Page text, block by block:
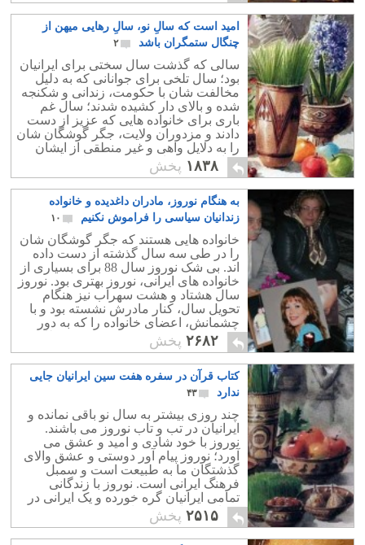
امید است که سالِ نو، سالِ رهایی میهن از
چنگال ستمگران باشد
۲
سالی که گذشت سال سختی برای ایرانیان
بود؛ سال تلخی برای جوانانی که به دلیل
مخالفت شان با حکومت، زندانی و شکنجه
شده و بالای دار کشیده شدند؛ سال غم
باری برای خانواده هایی که عزیز از دست
دادند و مزدوران ولایت، جگر گوشگان شان
را به دلایل واهی و غیر منطقی از ایشان
جدا کرده و روانه سینه قبرستان ها نمودند.
۱۸۳۸ پخش
به هنگام نوروز، مادران داغدیده و خانواده
زندانیان سیاسی را فراموش نکنیم
۱۰
خانواده هایی هستند که جگر گوشگان شان
را در طی سه سال گذشته از دست داده
اند. بی شک نوروز سال 88 برای بسیاری از
خانواده های ایرانی، نوروز بهتری بود. نوروز
سال هشتاد و هشت سهراب نیز هنگام
تحویل سال، کنار مادرش نشسته بود و با
چشمانش، اعضای خانواده را که به دور
سفره هفت سین جمع شده بودند، نظاره
می کرد.
۲۶۸۲ پخش
کتاب قرآن در سفره هفت سین ایرانیان جایی
ندارد
۴۳
چند روزی بیشتر به سال نو باقی نمانده و
ایرانیان در تب و تاب نوروز می باشند.
نوروز با خود شادی و امید و عشق می
آورد؛ نوروز پیام آور دوستی و عشق والای
گذشتگان ما به طبیعت است و سمبل
فرهنگ ایرانی است. نوروز با زندگانی
تمامی ایرانیان گره خورده و یک ایرانی در
سراسر دنیا، همراه با نوروز تعریف می
شود.
۲۵۱۵ پخش